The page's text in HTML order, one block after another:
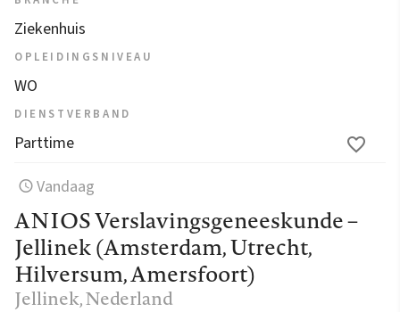
Ziekenhuis
OPLEIDINGSNIVEAU
WO
DIENSTVERBAND
Parttime
Vandaag
ANIOS Verslavingsgeneeskunde –
Jellinek (Amsterdam, Utrecht,
Hilversum, Amersfoort)
Jellinek, Nederland